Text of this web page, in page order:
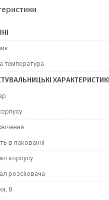
температура
в пакованні
корпусу
розсіювача
В